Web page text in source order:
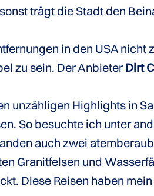
trägt die Stadt den
in den USA
zu sein. Der AnbieterDirt
unzähligen Highlights in
So besuchte ich unter
auch zwei
Granitfelsen und
Diese Reisen haben